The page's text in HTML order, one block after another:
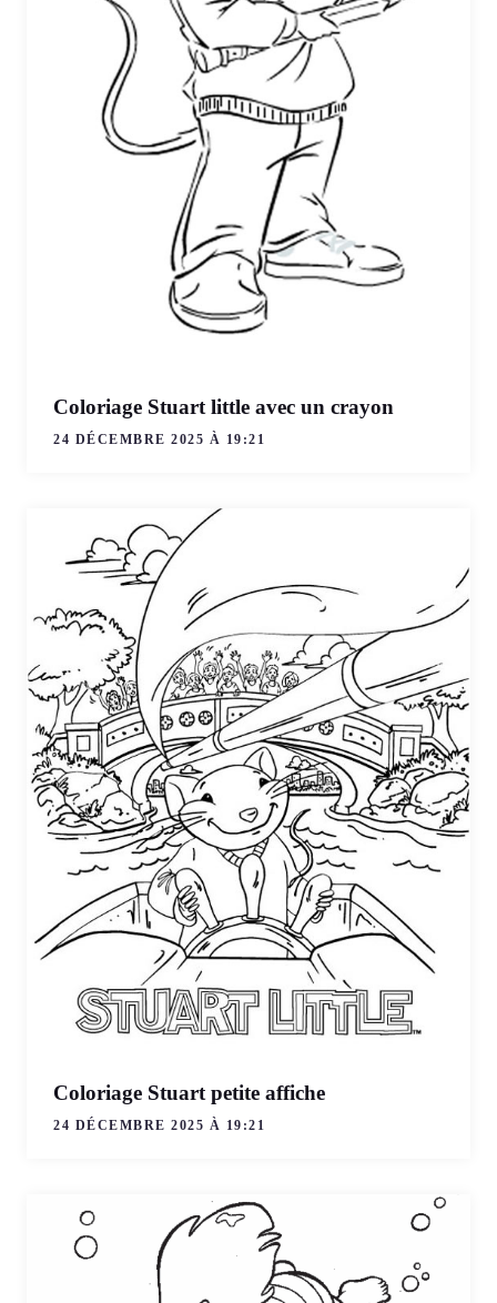
Coloriage Stuart little avec un crayon
24 DÉCEMBRE 2025 À 19:21
Coloriage Stuart petite affiche
24 DÉCEMBRE 2025 À 19:21